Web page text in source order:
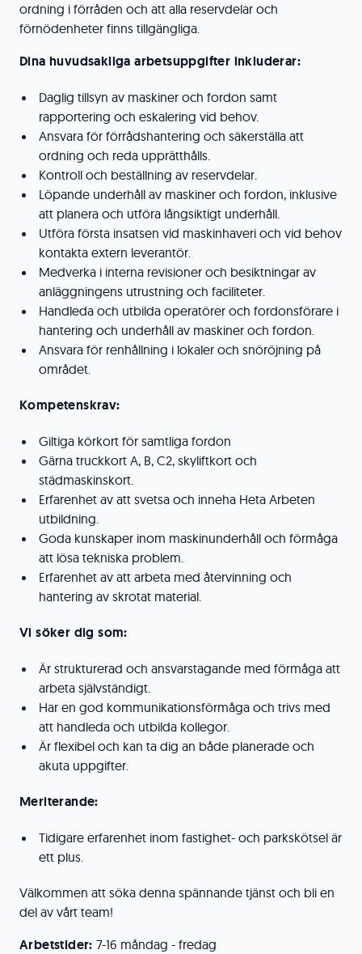
ordning i förråden och att alla reservdelar och
förnödenheter finns tillgängliga.
Dina huvudsakliga arbetsuppgifter inkluderar:
Daglig tillsyn av maskiner och fordon samt
rapportering och eskalering vid behov.
Ansvara för förrådshantering och säkerställa att
ordning och reda upprätthålls.
Kontroll och beställning av reservdelar.
Löpande underhåll av maskiner och fordon, inklusive
att planera och utföra långsiktigt underhåll.
Utföra första insatsen vid maskinhaveri och vid behov
kontakta extern leverantör.
Medverka i interna revisioner och besiktningar av
anläggningens utrustning och faciliteter.
Handleda och utbilda operatörer och fordonsförare i
hantering och underhåll av maskiner och fordon.
Ansvara för renhållning i lokaler och snöröjning på
området.
Kompetenskrav:
Giltiga körkort för samtliga fordon
Gärna truckkort A, B, C2, skyliftkort och
städmaskinskort.
Erfarenhet av att svetsa och inneha Heta Arbeten
utbildning.
Goda kunskaper inom maskinunderhåll och förmåga
att lösa tekniska problem.
Erfarenhet av att arbeta med återvinning och
hantering av skrotat material.
Vi söker dig som:
Är strukturerad och ansvarstagande med förmåga att
arbeta självständigt.
Har en god kommunikationsförmåga och trivs med
att handleda och utbilda kollegor.
Är flexibel och kan ta dig an både planerade och
akuta uppgifter.
Meriterande:
Tidigare erfarenhet inom fastighet- och parkskötsel är
ett plus.
Välkommen att söka denna spännande tjänst och bli en
del av vårt team!
Arbetstider:7-16 måndag - fredag